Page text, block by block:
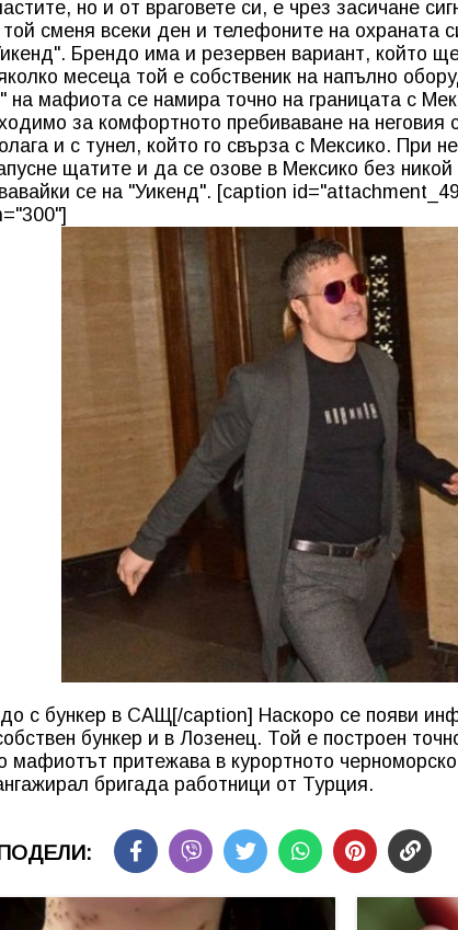
но и от враговете си, е чрез засичане
той сменя всеки ден и телефоните на охраната
Брендо има и резервен вариант, който
месеца той е собственик на напълно
на мафиота се намира точно на границата с
за комфортното пребиваване на неговия
и с тунел, който го свърза с Мексико. При
щатите и да се озове в Мексико без
се на "Уикенд". [caption
с бункер в САЩ[/caption] Наскоро се появи
бункер и в Лозенец. Той е построен
мафиотът притежава в курортното
бригада работници от Турция.